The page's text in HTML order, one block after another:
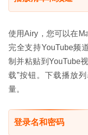
使用Airy，您可以在
完全支持YouTube频
制并粘贴到YouTube
载”按钮。下载播放
量。
登录名和密码